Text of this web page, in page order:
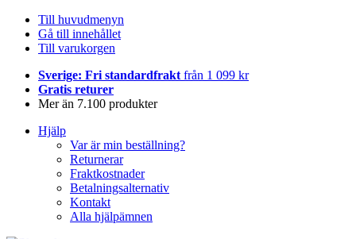
Till huvudmenyn
Gå till innehållet
Till varukorgen
Sverige: Fri standardfrakt från 1 099 kr
Gratis returer
Mer än 7.100 produkter
Hjälp
Var är min beställning?
Returnerar
Fraktkostnader
Betalningsalternativ
Kontakt
Alla hjälpämnen